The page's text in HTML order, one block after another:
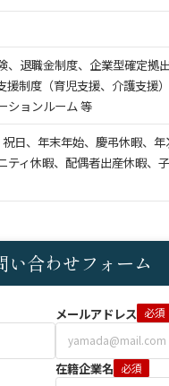
、退職金制度、企業型確定拠
援制度（育児支援、介護支援
ションルーム 等
日、年末年始、慶弔休暇、
ティ休暇、配偶者出産休暇、
い合わせフォーム
メールアドレス 必須
在籍企業名 必須